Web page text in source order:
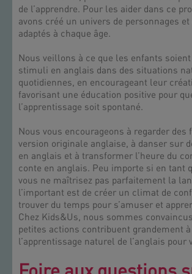
de l’apprendre. Pour les aider dans ce
avons créé un univers de personnages et
adaptés à chaque âge.
Nous veillons à ce que les enfants
stimuli en anglais dans des situations
quotidiennes, en encourageant leur
favorisant une éducation positive pour
l’apprentissage soit spontané.
Nous vous encourageons à regarder des
version originale anglaise, à danser sur
en anglais et à transformer l’heure du
conte en anglais. Peu importe si en tant
vous ne maîtrisez pas parfaitement la
l’important est de créer un climat de
trouver du temps pour s’amuser et
Chez Kids&Us, nous sommes
petites actions contribuent grandement à
l’apprentissage naturel de l’anglais pour